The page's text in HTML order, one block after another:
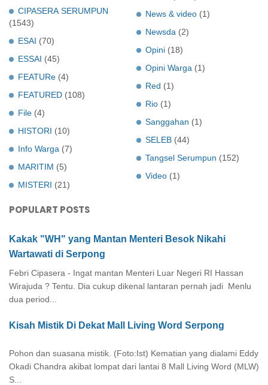
CIPASERA SERUMPUN
(1543)
ESAI (70)
ESSAI (45)
FEATURe (4)
FEATURED (108)
File (4)
HISTORI (10)
Info Warga (7)
MARITIM (5)
MISTERI (21)
News & video (1)
Newsda (2)
Opini (18)
Opini Warga (1)
Red (1)
Rio (1)
Sanggahan (1)
SELEB (44)
Tangsel Serumpun (152)
Video (1)
POPULART POSTS
Kakak "WH" yang Mantan Menteri Besok Nikahi
Wartawati di Serpong
Febri Cipasera - Ingat mantan Menteri Luar Negeri RI Hassan
Wirajuda ? Tentu. Dia cukup dikenal lantaran pernah jadi Menlu
dua period...
Kisah Mistik Di Dekat Mall Living Word Serpong
Pohon dan suasana mistik. (Foto:Ist) Kematian yang dialami Eddy
Okadi Chandra akibat lompat dari lantai 8 Mall Living Word (MLW)
S...